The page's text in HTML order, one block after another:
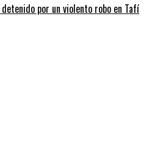
por un violento robo en Tafí